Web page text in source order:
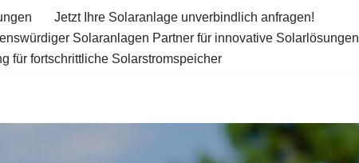
Jetzt Ihre Solaranlage unverbindlich anfragen!
Solaranlagen Partner für innovative Solarlösungen
für fortschrittliche Solarstromspeicher